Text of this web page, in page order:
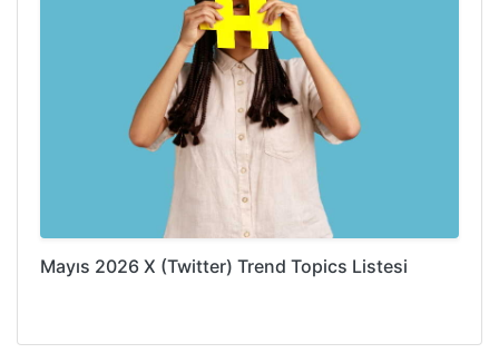
Mayıs 2026 X (Twitter) Trend Topics Listesi